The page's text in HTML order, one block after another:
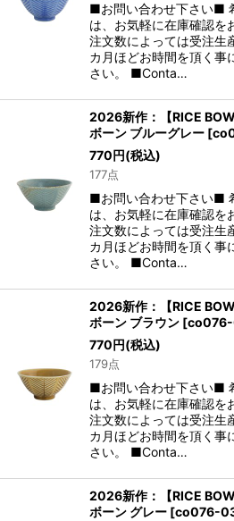
■お問い合わせ下さい■
は、お気軽に在庫確認を
注文数によっては受注生
カ月ほどお時間を頂く事
さい。 ■Conta…
2026新作：【RICE
ボーン ブルーグレー [
770円(税込)
177点
■お問い合わせ下さい■
は、お気軽に在庫確認を
注文数によっては受注生
カ月ほどお時間を頂く事
さい。 ■Conta…
2026新作：【RICE
ボーン ブラウン [
770円(税込)
179点
■お問い合わせ下さい■
は、お気軽に在庫確認を
注文数によっては受注生
カ月ほどお時間を頂く事
さい。 ■Conta…
2026新作：【RICE
ボーン グレー [co076-